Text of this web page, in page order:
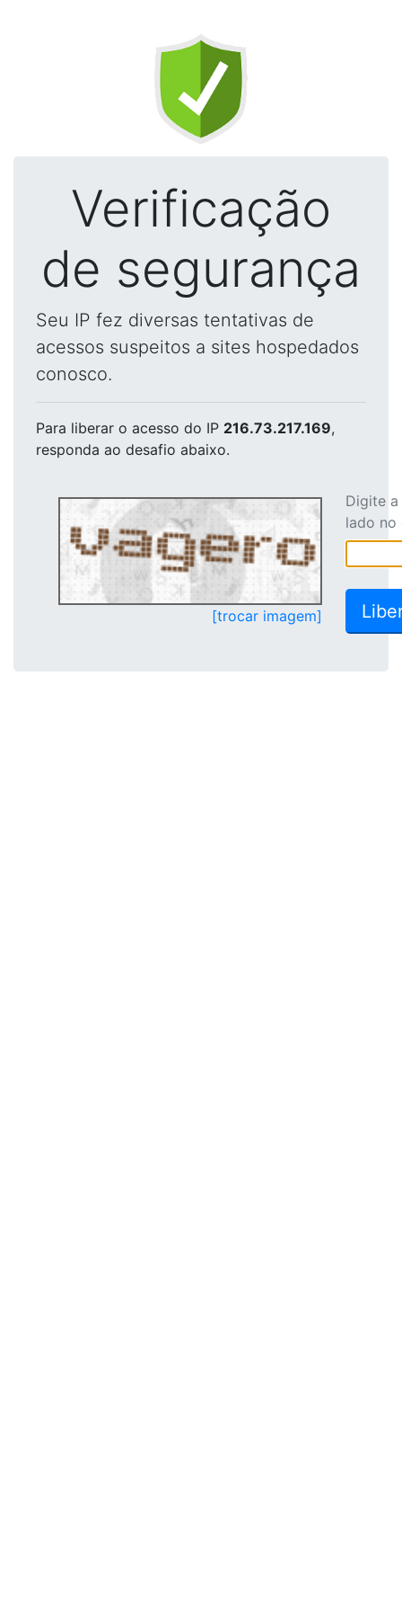
Verificação
de segurança
Seu IP fez diversas tentativas de
acessos suspeitos a sites hospedados
conosco.
Para liberar o acesso do IP 216.73.217.169,
responda ao desafio abaixo.
[trocar imagem]
Digite
lado no